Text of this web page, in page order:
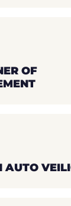
OF
AUTO